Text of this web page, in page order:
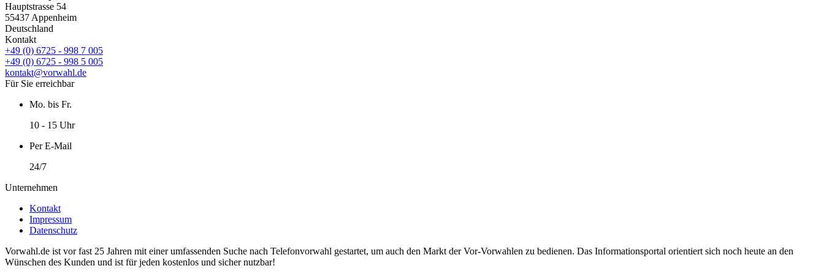
Hauptstrasse 54
55437 Appenheim
Deutschland
Kontakt
+49 (0) 6725 - 998 7 005
+49 (0) 6725 - 998 5 005
kontakt@vorwahl.de
Für Sie erreichbar
Mo. bis Fr.
10 - 15 Uhr
Per E-Mail
24/7
Unternehmen
Kontakt
Impressum
Datenschutz
Vorwahl.de ist vor fast 25 Jahren mit einer umfassenden Suche nach Telefonvorwahl gestartet, um auch den Markt der Vor-Vorwahlen zu bedienen. Das Informationsportal orientiert sich noch heute an den
Wünschen des Kunden und ist für jeden kostenlos und sicher nutzbar!